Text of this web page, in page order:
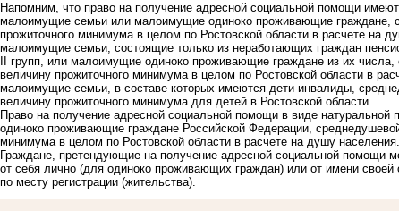
Напомним, что право на получение адресной социальной помощи
малоимущие семьи или малоимущие одиноко проживающие граждане,
прожиточного минимума в целом по Ростовской области в расчете на
малоимущие семьи, состоящие только из неработающих граждан
II групп, или малоимущие одиноко проживающие граждане из их
величину прожиточного минимума в целом по Ростовской области в
малоимущие семьи, в составе которых имеются дети-инвалиды,
величину прожиточного минимума для детей в Ростовской области.
Право на получение адресной социальной помощи в виде
одиноко проживающие граждане Российской Федерации,
минимума в целом по Ростовской области в расчете на душу населения.
Граждане, претендующие на получение адресной социальной помощи
от себя лично (для одиноко проживающих граждан) или от имени
по месту регистрации (жительства).